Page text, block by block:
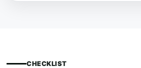
CHECKLIST